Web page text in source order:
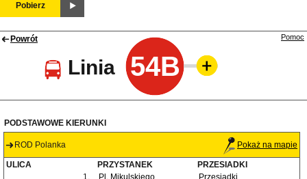
Pobierz
Powrót
Linia 54B
Pomoc
PODSTAWOWE KIERUNKI
ROD Polanka Pokaż na mapie
ULICA PRZYSTANEK
PRZESIADKI
1.
Pl. Mikulskiego
Przesiadki